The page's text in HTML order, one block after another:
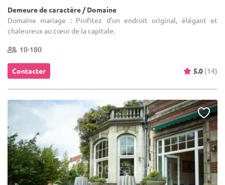
Demeure de caractère / Domaine
Domaine mariage : Profitez d’un endroit original, élégant et
chaleureux au cœur de la capitale.
10-180
Contacter 5.0 (14)